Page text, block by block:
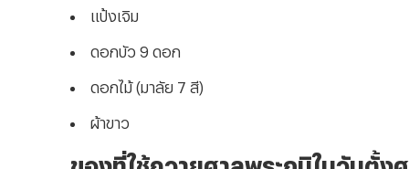
แป้งเจิม
ดอกบัว 9 ดอก
ดอกไม้ (มาลัย 7 สี)
ผ้าขาว
ของที่ใช้ถวายศาลพระภูมิในวันตั้ง